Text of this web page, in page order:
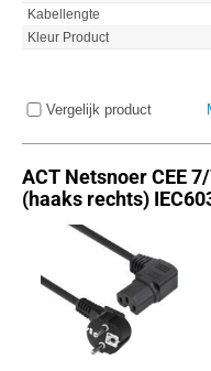
Kabellengte
Kleur Product
Vergelijk product
ACT Netsnoer CEE
(haaks rechts)